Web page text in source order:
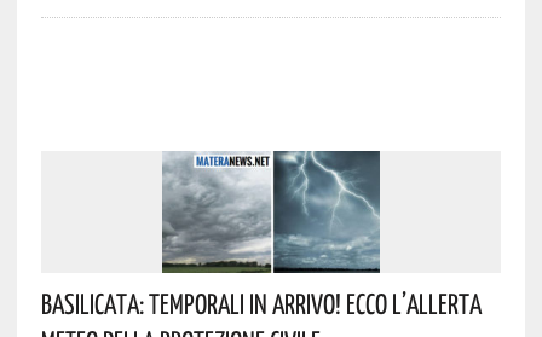
Basilicata: Temporali In Arrivo! Ecco L’allerta